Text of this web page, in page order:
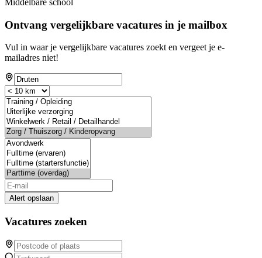
Middelbare school
Ontvang vergelijkbare vacatures in je mailbox
Vul in waar je vergelijkbare vacatures zoekt en vergeet je e-
mailadres niet!
Alert opslaan
Vacatures zoeken